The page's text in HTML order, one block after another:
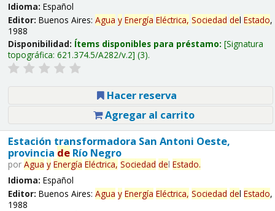
Idioma: Español
Editor: Buenos Aires: Agua y Energía Eléctrica, Sociedad del Estado,
1988
Disponibilidad: Ítems disponibles para préstamo: Signatura
topográfica: 621.374.5/A282/v.2 (3).
Hacer reserva
Agregar al carrito
Estación transformadora San Antoni Oeste,
provincia deRío Negro
por Agua y Energía Eléctrica, Sociedad del Estado.
Idioma: Español
Editor: Buenos Aires: Agua y Energía Eléctrica, Sociedad del Estado,
1988